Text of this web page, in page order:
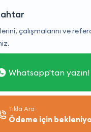
çalışmalarını ve
Whatsapp'tan yazın!
Tıkla Ara
Ödeme için